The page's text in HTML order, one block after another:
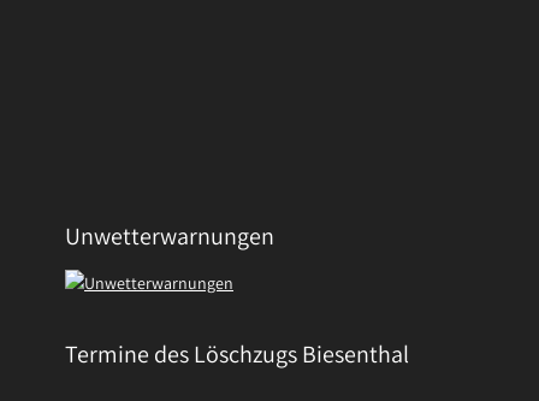
Unwetterwarnungen
Termine des Löschzugs Biesenthal